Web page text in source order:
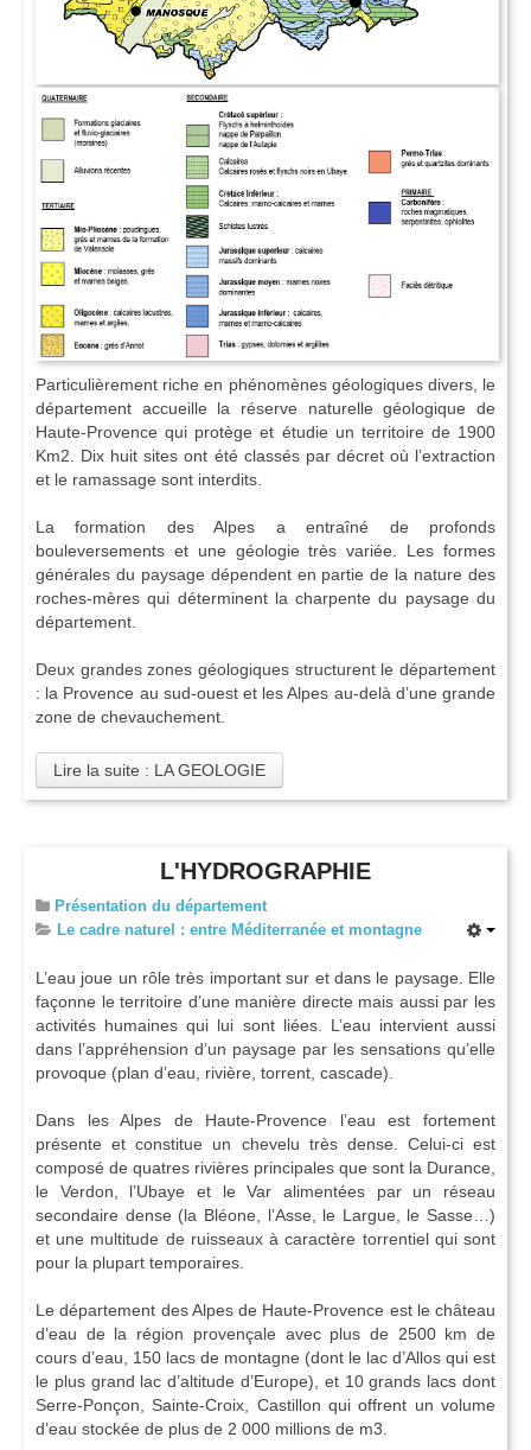
Particulièrement riche en phénomènes géologiques divers, le
département accueille la réserve naturelle géologique de
Haute-Provence qui protège et étudie un territoire de 1900
Km2. Dix huit sites ont été classés par décret où l’extraction
et le ramassage sont interdits.
La formation des Alpes a entraîné de profonds
bouleversements et une géologie très variée. Les formes
générales du paysage dépendent en partie de la nature des
roches-mères qui déterminent la charpente du paysage du
département.
Deux grandes zones géologiques structurent le département
: la Provence au sud-ouest et les Alpes au-delà d’une grande
zone de chevauchement.
Lire la suite : LA GEOLOGIE
L'HYDROGRAPHIE
Présentation du département
Le cadre naturel : entre Méditerranée et montagne
L’eau joue un rôle très important sur et dans le paysage. Elle
façonne le territoire d’une manière directe mais aussi par les
activités humaines qui lui sont liées. L’eau intervient aussi
dans l’appréhension d’un paysage par les sensations qu’elle
provoque (plan d’eau, rivière, torrent, cascade).
Dans les Alpes de Haute-Provence l’eau est fortement
présente et constitue un chevelu très dense. Celui-ci est
composé de quatres rivières principales que sont la Durance,
le Verdon, l’Ubaye et le Var alimentées par un réseau
secondaire dense (la Bléone, l’Asse, le Largue, le Sasse…)
et une multitude de ruisseaux à caractère torrentiel qui sont
pour la plupart temporaires.
Le département des Alpes de Haute-Provence est le château
d’eau de la région provençale avec plus de 2500 km de
cours d’eau, 150 lacs de montagne (dont le lac d’Allos qui est
le plus grand lac d’altitude d’Europe), et 10 grands lacs dont
Serre-Ponçon, Sainte-Croix, Castillon qui offrent un volume
d’eau stockée de plus de 2 000 millions de m3.